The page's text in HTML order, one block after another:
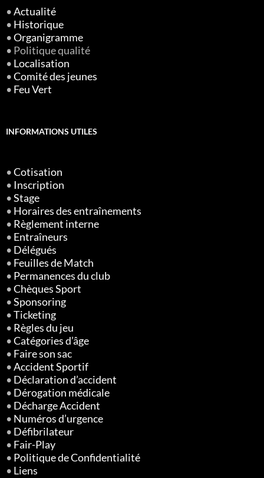
•Actualité
• Historique
•Organigramme
• Politique qualité
• Localisation
•Comité des jeunes
• Feu Vert
INFORMATIONS UTILES
•Cotisation
• Inscription
•Stage
• Horaires des entraînements
• Règlement interne
• Entraîneurs
• Délégués
• Feuilles de Match
• Permanences du club
•Chèques Sport
•Sponsoring
•Ticketing
• Règles du jeu
•Catégories d’âge
• Faire son sac
•Accident Sportif
• Déclaration d’accident
• Dérogation médicale
• Décharge Accident
• Numéros d’urgence
• Défibrilateur
• Fair-Play
• Politique de Confidentialité
• Liens